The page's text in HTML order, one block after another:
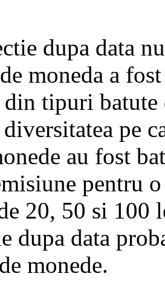
dupa data
moneda a
din tipuri
pe
au fost
pentru
20, 50 si 100
dupa data
monede.